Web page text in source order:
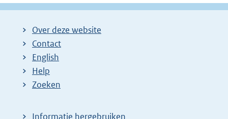
Over deze website
Contact
English
Help
Zoeken
Informatie hergebruiken